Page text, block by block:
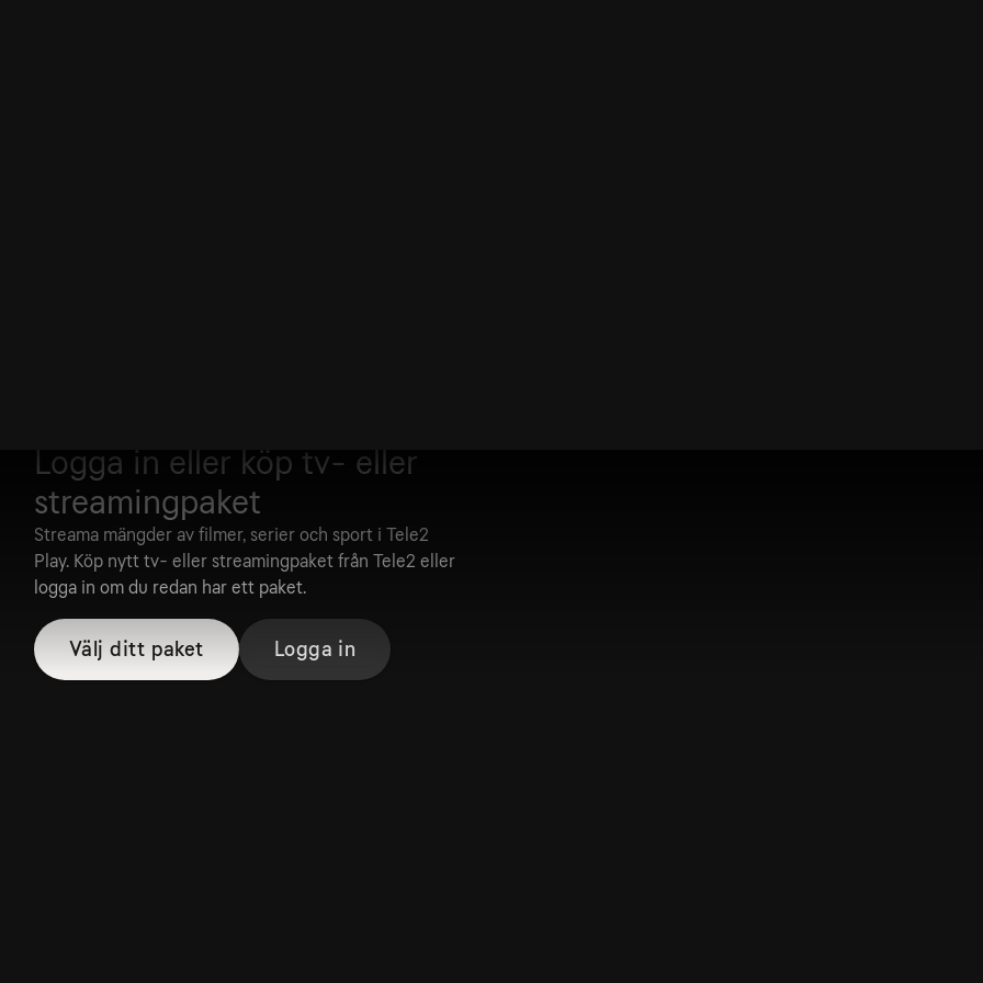
Logga in eller köp tv- eller
streamingpaket
Streama mängder av filmer, serier och sport i Tele2
Play. Köp nytt tv- eller streamingpaket från Tele2 eller
logga in om du redan har ett paket.
Välj ditt paket Logga in